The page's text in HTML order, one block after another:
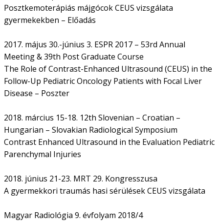
Posztkemoterápiás májgócok CEUS vizsgálata
gyermekekben – Előadás
2017. május 30.-június 3. ESPR 2017 – 53rd Annual
Meeting & 39th Post Graduate Course
The Role of Contrast-Enhanced Ultrasound (CEUS) in the
Follow-Up Pediatric Oncology Patients with Focal Liver
Disease – Poszter
2018. március 15-18. 12th Slovenian – Croatian –
Hungarian – Slovakian Radiological Symposium
Contrast Enhanced Ultrasound in the Evaluation Pediatric
Parenchymal Injuries
2018. június 21-23. MRT 29. Kongresszusa
A gyermekkori traumás hasi sérülések CEUS vizsgálata
Magyar Radiológia 9. évfolyam 2018/4